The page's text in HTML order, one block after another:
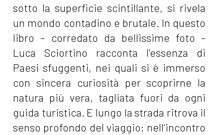
sotto la superficie scintillante, si rivela
un mondo contadino e brutale. In questo
libro - corredato da bellissime foto -
Luca Sciortino racconta l'essenza di
Paesi sfuggenti, nei quali si è immerso
con sincera curiosità per scoprirne la
natura più vera, tagliata fuori da ogni
guida turistica. E lungo la strada ritrova il
senso profondo del viaggio: nell'incontro